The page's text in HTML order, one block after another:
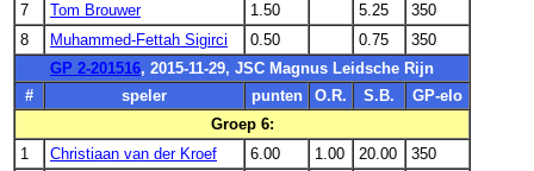
7
Tom Brouwer 1.50 5.25
350
8
Muhammed-Fettah Sigirci 0.50 0.75
350
GP 2-201516, 2015-11-29, JSC Magnus Leidsche Rijn
#
speler punten O.R. S.B.
GP-elo
Groep 6:
1
Christiaan van der Kroef 6.00 1.00 20.00
350